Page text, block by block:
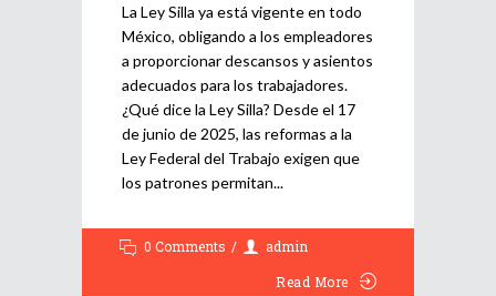
La Ley Silla ya está vigente en todo
México, obligando a los empleadores
a proporcionar descansos y asientos
adecuados para los trabajadores.
¿Qué dice la Ley Silla? Desde el 17
de junio de 2025, las reformas a la
Ley Federal del Trabajo exigen que
los patrones permitan
0 Comments
admin
Read More